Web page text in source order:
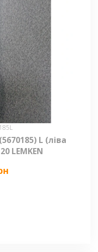
L (ліва
LEMKEN